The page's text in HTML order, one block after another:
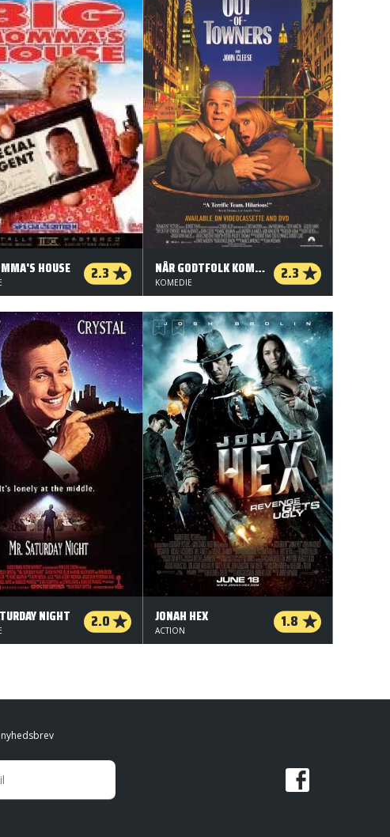
HOUSE 2.3 NÅR GODTFOLK KOMMER TIL BYEN 2.3
KOMEDIE
NIGHT 2.0 JONAH HEX 1.8
ACTION